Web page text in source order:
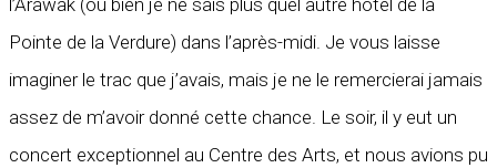
l’Arawak (ou bien je ne sais plus quel autre hôtel de la
Pointe de la Verdure) dans l’après-midi. Je vous laisse
imaginer le trac que j’avais, mais je ne le remercierai jamais
assez de m’avoir donné cette chance. Le soir, il y eut un
concert exceptionnel au Centre des Arts, et nous avions pu